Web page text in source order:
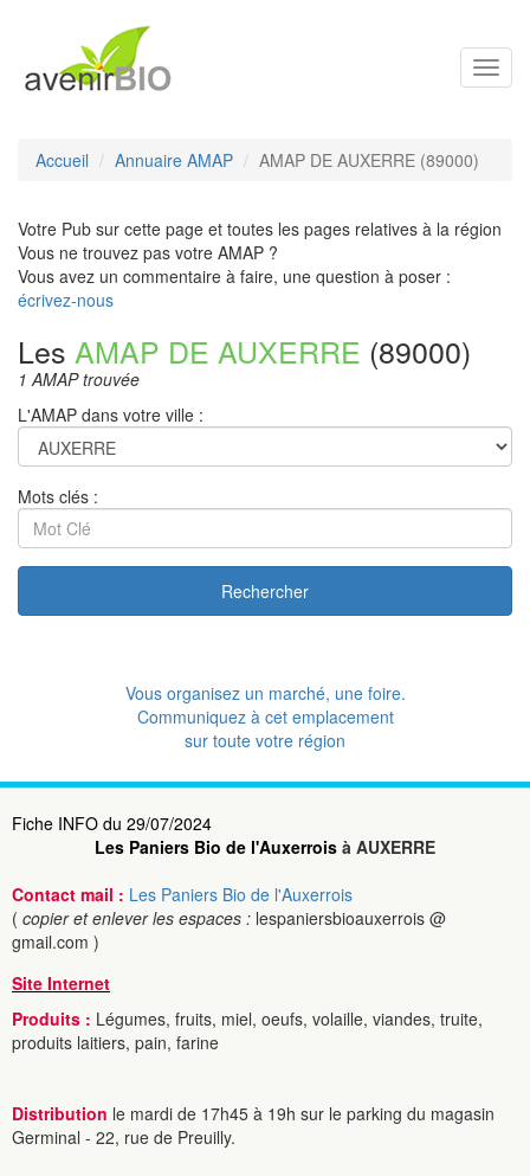
Accueil Annuaire AMAP AMAP DE AUXERRE (89000)
Votre Pub sur cette page et toutes les pages relatives à la région
Vous ne trouvez pas votre AMAP ?
Vous avez un commentaire à faire, une question à poser :
écrivez-nous
Les AMAP DE AUXERRE (89000)
1 AMAP trouvée
L'AMAP dans votre ville :
Mots clés :
Rechercher
Vous organisez un marché, une foire.
Communiquez à cet emplacement
sur toute votre région
Fiche INFO du 29/07/2024
Les Paniers Bio de l'Auxerrois à AUXERRE
Contact mail : Les Paniers Bio de l'Auxerrois
( copier et enlever les espaces : lespaniersbioauxerrois @
gmail.com )
Site Internet
Produits : Légumes, fruits, miel, oeufs, volaille, viandes, truite,
produits laitiers, pain, farine
Distribution le mardi de 17h45 à 19h sur le parking du magasin
Germinal - 22, rue de Preuilly.